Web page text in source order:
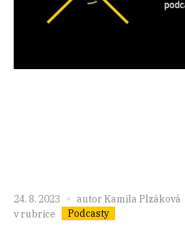
24. 8. 2023 autor Kamila Plzáková
v rubrice
Podcasty